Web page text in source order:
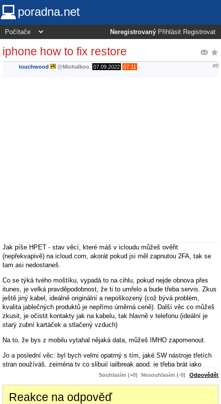
poradna.net
Neregistrovaný Přihlásit Registrovat
iphone how to fix restore
touchwood @Michalkoo 07.09.2022 07:11 #8
Jak píše HPET - stav věcí, které máš v icloudu můžeš ověřit
(nepřekvapivě) na icloud.com, akorát pokud jsi měl zapnutou 2FA, tak se
tam asi nedostaneš.
Co se týká tvého moštíku, vypadá to na cihlu, pokud nejde obnova přes
itunes, je velká pravděpodobnost, že ti to umřelo a bude třeba servis. Zkus
ještě jiný kabel, ideálně originální a nepoškozený (což bývá problém,
kvalita jablečných produktů je nepřímo úměrná ceně). Další věc co můžeš
zkusit, je očistit kontakty jak na kabelu, tak hlavně v telefonu (ideální je
starý zubní kartáček a stlačený vzduch)
Na to, že bys z mobilu vytahal nějaká data, můžeš IMHO zapomenout.
Jo a poslední věc: byl bych velmi opatrný s tím, jaké SW nástroje třetích
stran používáš, zejména ty co slibují jailbreak apod. je třeba brát jako
potencionální problém, kdy spolu s crackem bezpečnosti ti mohou do
než nějaký kus nekvalitního HW.
Souhlasím (+0) Nesouhlasím (-0) Odpovědět
Reakce na odpověď